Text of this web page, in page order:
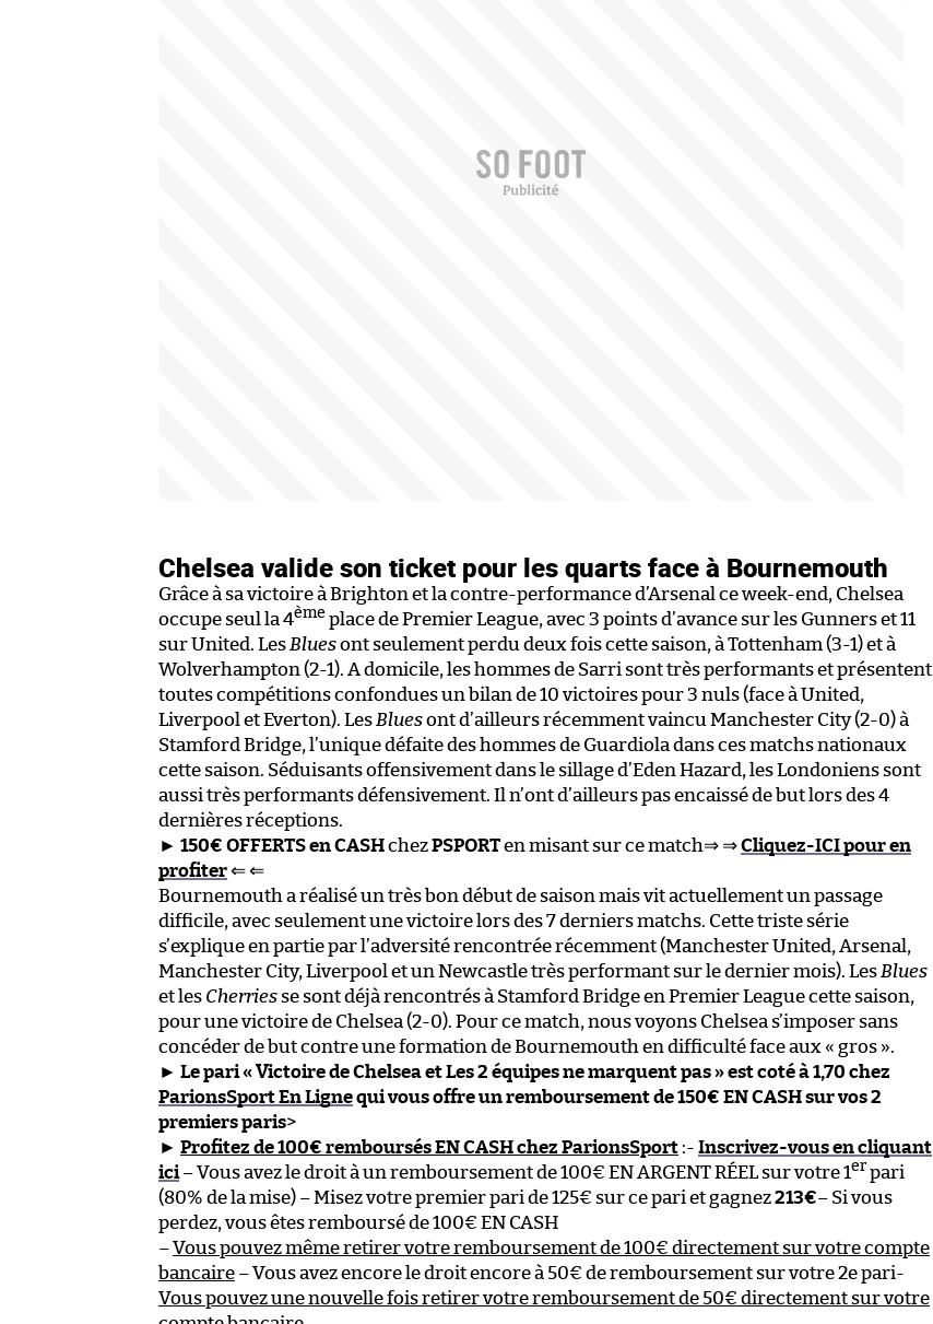
Chelsea valide son ticket pour les quarts face à Bournemouth
Grâce à sa victoire à Brighton et la contre-performance d’Arsenal ce week-end, Chelsea
occupe seul la 4ème place de Premier League, avec 3 points d’avance sur les Gunners et 11
sur United. Les Bluesont seulement perdu deux fois cette saison, à Tottenham (3-1) et à
Wolverhampton (2-1). A domicile, les hommes de Sarri sont très performants et présentent
toutes compétitions confondues un bilan de 10 victoires pour 3 nuls (face à United,
Liverpool et Everton). Les Bluesont d’ailleurs récemment vaincu Manchester City (2-0) à
Stamford Bridge, l’unique défaite des hommes de Guardiola dans ces matchs nationaux
cette saison. Séduisants offensivement dans le sillage d’Eden Hazard, les Londoniens sont
aussi très performants défensivement. Il n’ont d’ailleurs pas encaissé de but lors des 4
dernières réceptions.
► 150€ OFFERTS en CASHchezPSPORTen misant sur ce match⇒ ⇒Cliquez-ICI pour en
profiter⇐ ⇐
Bournemouth a réalisé un très bon début de saison mais vit actuellement un passage
difficile, avec seulement une victoire lors des 7 derniers matchs. Cette triste série
s’explique en partie par l’adversité rencontrée récemment (Manchester United, Arsenal,
Manchester City, Liverpool et un Newcastle très performant sur le dernier mois). Les Blues
et les Cherries se sont déjà rencontrés à Stamford Bridge en Premier League cette saison,
pour une victoire de Chelsea (2-0). Pour ce match, nous voyons Chelsea s’imposer sans
concéder de but contre une formation de Bournemouth en difficulté face aux « gros ».
► Le pari « Victoire de Chelsea et Les 2 équipes ne marquent pas » est coté à 1,70 chez
ParionsSport En Lignequi vous offre un remboursement de 150€ EN CASH sur vos 2
premiers paris>
► Profitez de 100€ remboursés EN CASH chez ParionsSport :- Inscrivez-vous en cliquant
ici– Vous avez le droit à un remboursement de 100€ EN ARGENT RÉEL sur votre 1er pari
(80% de la mise) – Misez votre premier pari de 125€ sur ce pari et gagnez213€– Si vous
perdez, vous êtes remboursé de 100€ EN CASH
–Vous pouvez même retirer votre remboursement de 100€ directement sur votre compte
bancaire – Vous avez encore le droit encore à 50€ de remboursement sur votre 2e pari-
Vous pouvez une nouvelle fois retirer votre remboursement de 50€ directement sur votre